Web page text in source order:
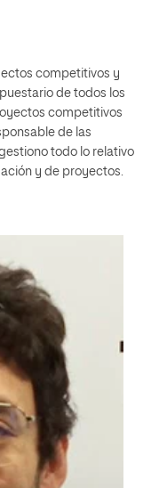
competitivos y
de todos los
competitivos
de las
todo lo relativo
y de proyectos.